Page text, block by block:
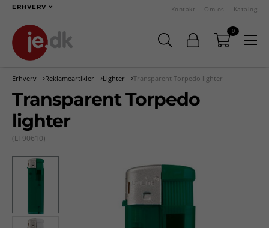
ERHVERV Kontakt Om os Katalog
0
Erhverv Reklameartikler Lighter Transparent Torpedo lighter
Transparent Torpedo
lighter
(LT90610)